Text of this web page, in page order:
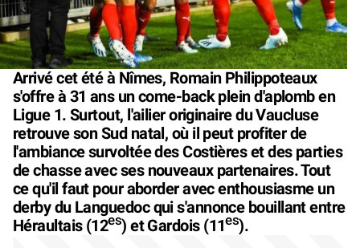
Arrivé cet été à Nîmes, Romain Philippoteaux
s'offre à 31 ans un come-back plein d'aplomb en
Ligue 1. Surtout, l'ailier originaire du Vaucluse
retrouve son Sud natal, où il peut profiter de
l'ambiance survoltée des Costières et des parties
de chasse avec ses nouveaux partenaires. Tout
ce qu'il faut pour aborder avec enthousiasme un
derby du Languedoc qui s'annonce bouillant entre
Héraultais (12es) et Gardois (11es).